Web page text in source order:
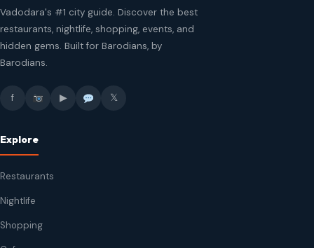
Vadodara's #1 city guide. Discover the best
restaurants, nightlife, shopping, events, and
hidden gems. Built for Barodians, by
Barodians.
f ▶ 𝕏
Explore
Restaurants
Nightlife
Shopping